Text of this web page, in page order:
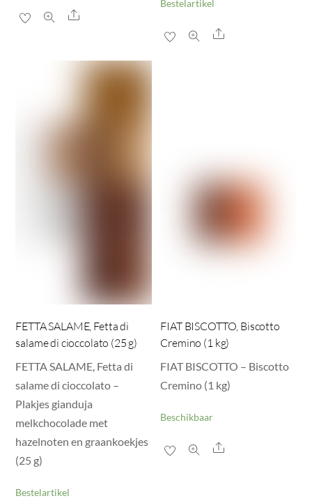
Share
Bestelartikel
Share
FETTA SALAME, Fetta di
salame di cioccolato (25 g)
FETTA SALAME, Fetta di
salame di cioccolato –
Plakjes gianduja
melkchocolade met
hazelnoten en graankoekjes
(25 g)
Bestelartikel
FIAT BISCOTTO, Biscotto
Cremino (1 kg)
FIAT BISCOTTO – Biscotto
Cremino (1 kg)
Beschikbaar
Share